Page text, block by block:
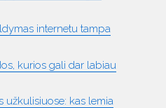
internetu tampa
kurios gali dar labiau
užkulisiuose: kas lemia